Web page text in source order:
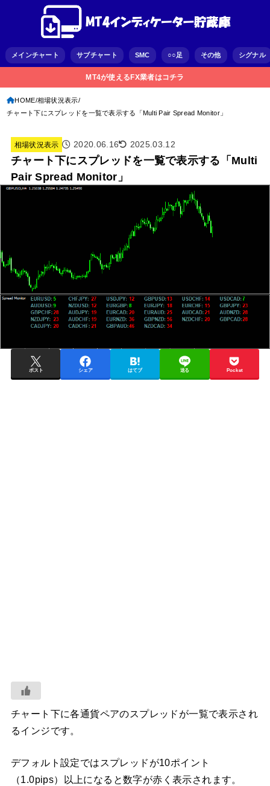
メインチャート サブチャート SMC ○○足 その他 シグナル
MT4が使えるFX業者はコチラ
HOME 相場状況表示
チャート下にスプレッドを一覧で表示する「Multi Pair Spread Monitor」
相場状況表示 2020.06.16 2025.03.12
チャート下にスプレッドを一覧で表示する「Multi
Pair Spread Monitor」
ポスト シェア はてブ 送る Pocket
チャート下に各通貨ペアのスプレッドが一覧で表示され
るインジです。
デフォルト設定ではスプレッドが10ポイント
（1.0pips）以上になると数字が赤く表示されます。